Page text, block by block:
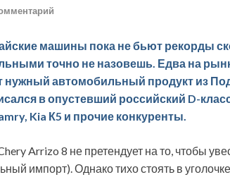
машины пока не бьют рекорды
точно не назовешь. Едва на
нужный автомобильный продукт из
в опустевший российский D-
Kia К5 и прочие конкуренты.
Arrizo 8 не претендует на то, чтобы
импорт). Однако тихо стоять в